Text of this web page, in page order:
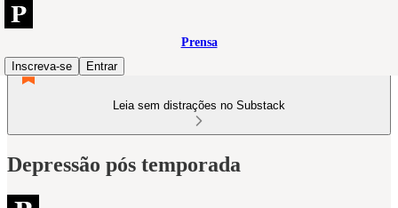
Prensa
Inscreva-se
Entrar
Leia sem distrações no Substack
Depressão pós temporada